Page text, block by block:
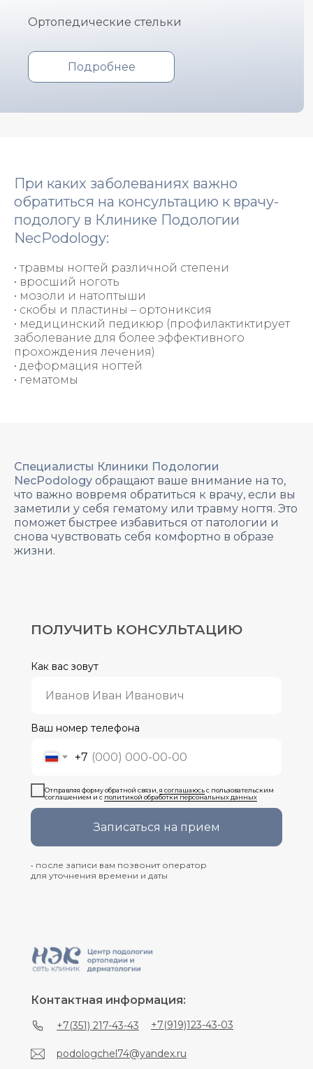
Ортопедические стельки
Подробнее
При каких заболеваниях важно
обратиться на консультацию к врачу-
подологу в Клинике Подологии
NecPodology:
• травмы ногтей различной степени
• вросший ноготь
• мозоли и натоптыши
• скобы и пластины – ортониксия
• медицинский педикюр (профилактиктирует
заболевание для более эффективного
прохождения лечения)
• деформация ногтей
• гематомы
Специалисты Клиники Подологии
NecPodology обращают ваше внимание на то,
что важно вовремя обратиться к врачу, если вы
заметили у себя гематому или травму ногтя. Это
поможет быстрее избавиться от патологии и
снова чувствовать себя комфортно в образе
жизни.
Как вас зовут
Ваш номер телефона
+7
Отправляя форму обратной связи, я соглашаюсьс пользовательским
соглашением и с политикой обработки персональных данных
Записаться на прием
• после записи вам позвонит оператор
для уточнения времени и даты
ПОЛУЧИТЬ КОНСУЛЬТАЦИЮ
Контактная информация:
+7(351) 217-43-43
podologchel74@yandex.ru
+7(919)123-43-03